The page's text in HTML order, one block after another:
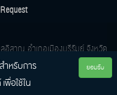
สาณ อำเภอเมืองบุรีรัมย์ จังหวัด
Isan, Amphur Muang, Buriram
าหรับการ
พื่อใช้ใน
ยอมรับ